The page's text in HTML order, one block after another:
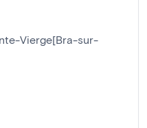
Vierge[Bra-sur-